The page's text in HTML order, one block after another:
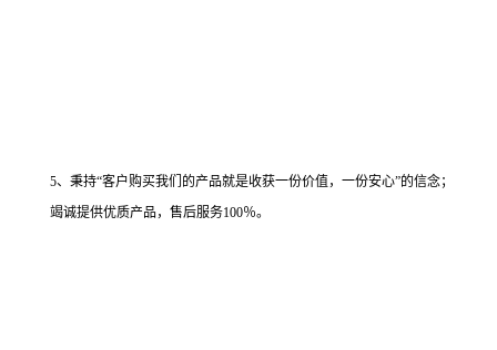
5、秉持“客户购买我们的产品就是收获一份价值，一份安心”的信念；
竭诚提供优质产品，售后服务100％。